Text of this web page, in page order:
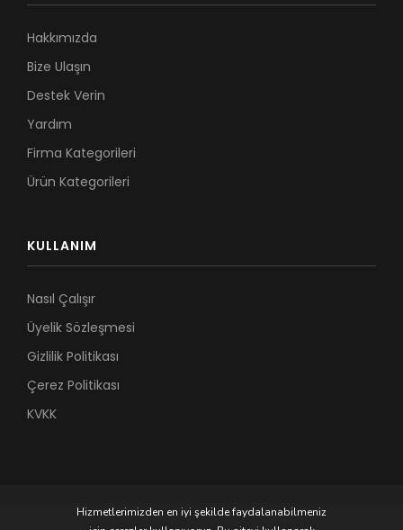
Hakkımızda
Bize Ulaşın
Destek Verin
Yardım
Firma Kategorileri
Ürün Kategorileri
KULLANIM
Nasıl Çalışır
Üyelik Sözleşmesi
Gizlilik Politikası
Çerez Politikası
KVKK
Hizmetlerimizden en iyi şekilde faydalanabilmeniz